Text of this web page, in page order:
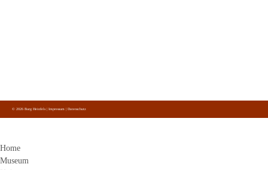
auf Facebook, Instagram und Youtube.
© 2026 Burg Heinfels | Impressum | Datenschutz
Home
Museum